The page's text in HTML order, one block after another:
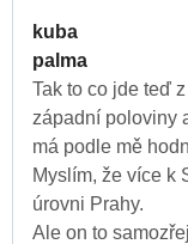
kuba
palma
Tak to co jde teď
západní poloviny
má podle mě
Myslím, že více k
úrovni Prahy.
Ale on to